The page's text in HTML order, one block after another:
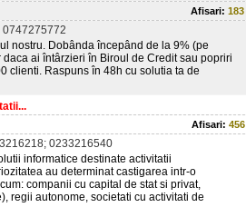
Afisari: 183
0747275772
nostru. Dobânda începând de la 9% (pe
ai întârzieri în Biroul de Credit sau popriri
clienti. Raspuns în 48h cu solutia ta de
Afisari: 456
0233216540
informatice destinate activitatii
au determinat castigarea intr-o
companii cu capital de stat si privat,
regii autonome, societati cu activitati de